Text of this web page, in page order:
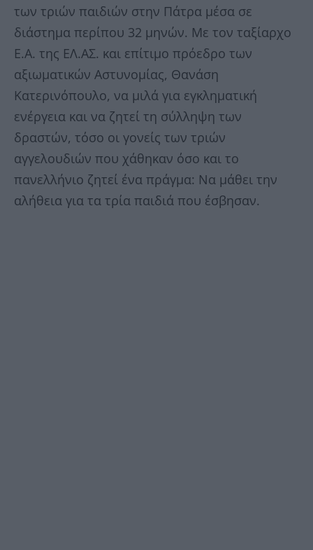
των τριών παιδιών στην Πάτρα μέσα σε
διάστημα περίπου 32 μηνών. Με τον ταξίαρχο
Ε.Α. της ΕΛ.ΑΣ. και επίτιμο πρόεδρο των
αξιωματικών Αστυνομίας, Θανάση
Κατερινόπουλο, να μιλά για εγκληματική
ενέργεια και να ζητεί τη σύλληψη των
δραστών, τόσο οι γονείς των τριών
αγγελουδιών που χάθηκαν όσο και το
πανελλήνιο ζητεί ένα πράγμα: Να μάθει την
αλήθεια για τα τρία παιδιά που έσβησαν.